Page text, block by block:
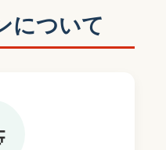
について